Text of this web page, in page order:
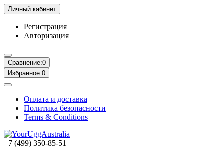
Личный кабинет
Регистрация
Авторизация
Сравнение:0
Избранное:0
Оплата и доставка
Политика безопасности
Terms & Conditions
+7 (499) 350-85-51